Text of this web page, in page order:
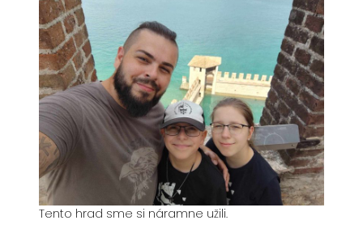
Tento hrad sme si náramne užili.